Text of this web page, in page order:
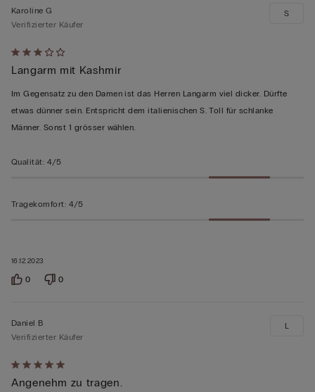
Mit
3
von
5
bewertet
16.12.2023
Karoline G
Verifizierter Käufer
Langarm mit Kashmir
Im Gegensatz zu den Damen ist das Herren Langarm viel dicker. Dürfte
etwas dünner sein. Entspricht dem italienischen S. Toll für schlanke
Männer. Sonst 1 grösser wählen.
S
Qualität: 4/5
Tragekomfort: 4/5
0 0
Mit
5
Daniel B
Verifizierter Käufer
Angenehm zu tragen.
L